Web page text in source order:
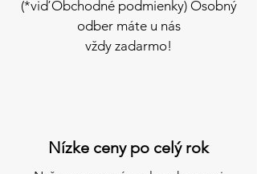
(*viď Obchodné podmienky) Osobný
odber máte u nás
vždy zadarmo!
Nízke ceny po celý rok